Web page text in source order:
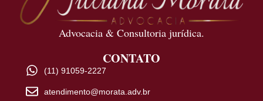
Advocacia & Consultoria jurídica.
CONTATO
(11) 91059-2227
atendimento@morata.adv.br